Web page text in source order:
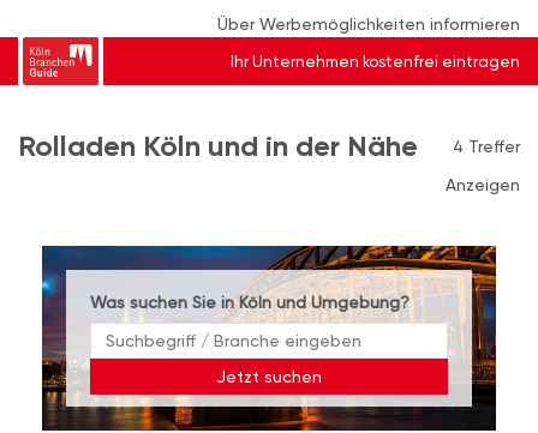
Über Werbemöglichkeiten informieren
Ihr Unternehmen kostenfrei eintragen
Rolladen Köln und in der Nähe
4 Treffer
Anzeigen
Was suchen Sie in Köln und Umgebung?
Jetzt suchen